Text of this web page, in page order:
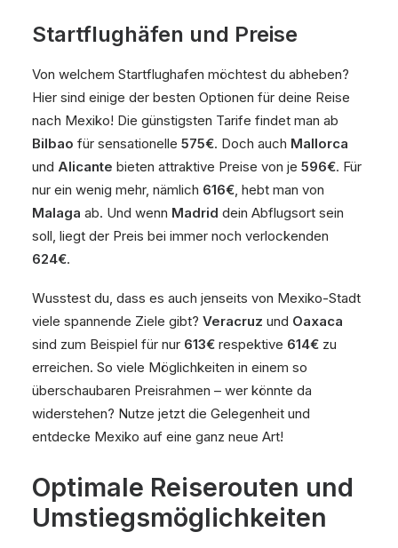
Startflughäfen und Preise
Von welchem Startflughafen möchtest du abheben?
Hier sind einige der besten Optionen für deine Reise
nach Mexiko! Die günstigsten Tarife findet man ab
Bilbao für sensationelle 575€. Doch auch Mallorca
und Alicante bieten attraktive Preise von je 596€. Für
nur ein wenig mehr, nämlich 616€, hebt man von
Malaga ab. Und wenn Madrid dein Abflugsort sein
soll, liegt der Preis bei immer noch verlockenden
624€.
Wusstest du, dass es auch jenseits von Mexiko-Stadt
viele spannende Ziele gibt? Veracruz und Oaxaca
sind zum Beispiel für nur 613€ respektive 614€ zu
erreichen. So viele Möglichkeiten in einem so
überschaubaren Preisrahmen – wer könnte da
widerstehen? Nutze jetzt die Gelegenheit und
entdecke Mexiko auf eine ganz neue Art!
Optimale Reiserouten und
Umstiegsmöglichkeiten